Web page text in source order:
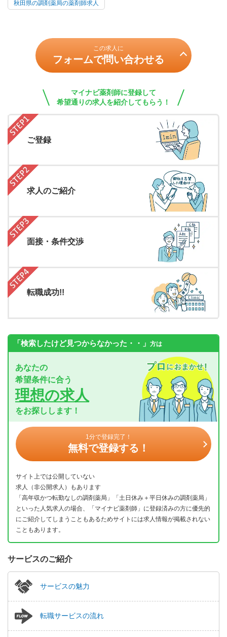
秋田県の調剤薬局の薬剤師求人
この求人に
フォームで問い合わせる
マイナビ薬剤師に登録して
希望通りの求人を紹介してもらう！
ご登録
求人のご紹介
面接・条件交渉
転職成功!!
「検索したけど見つからなかった・・」 方は
あなたの
希望条件に合う
理想の求人
をお探しします！
1分で登録完了！
無料で登録する！
サイト上では公開していない
求人（非公開求人）もあります
「高年収かつ転勤なしの調剤薬局」「土日休み＋平日休みの調剤薬局」
といった人気求人の場合、「マイナビ薬剤師」に登録済みの方に優先的
にご紹介してしまうこともあるためサイトには求人情報が掲載されない
こともあります。
サービスのご紹介
サービスの魅力
転職サービスの流れ